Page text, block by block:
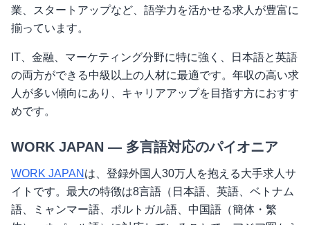
業、スタートアップなど、語学力を活かせる求人が豊富に
揃っています。
IT、金融、マーケティング分野に特に強く、日本語と英語
の両方ができる中級以上の人材に最適です。年収の高い求
人が多い傾向にあり、キャリアアップを目指す方におすす
めです。
WORK JAPAN — 多言語対応のパイオニア
WORK JAPAN は、登録外国人30万人を抱える大手求人サ
イトです。最大の特徴は8言語（日本語、英語、ベトナム
語、ミャンマー語、ポルトガル語、中国語（簡体・繁